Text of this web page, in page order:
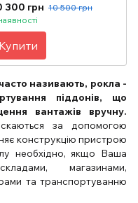
300 грн 10 500 грн
Купити
називають, рокла -
піддонів, що
вантажів вручну.
за допомогою
конструкцію пристрою
необхідно, якщо Ваша
магазинами,
та транспортуванню